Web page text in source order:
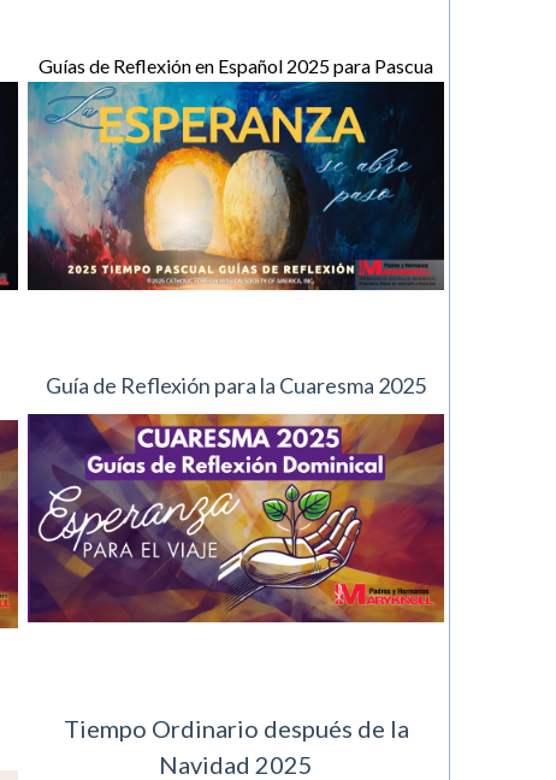
Guías de Reflexión en Español 2025 para Pascua
Guía de Reflexión para la Cuaresma 2025
Tiempo Ordinario después de la
Navidad 2025